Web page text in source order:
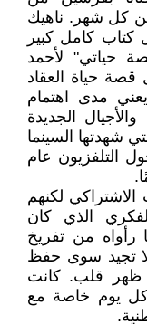
كل شهر. ناهيك
كتاب كامل كبير
حياتي" لأحمد
حياة العقاد
مدى اهتمام
الجديدة
شهدتها السينما
التلفزيون عام
لكنهم
الذي كان
رأواه من تفريخ
لا تجيد سوى حفظ
ظهر قلب. كانت
كل يوم خاصة مع